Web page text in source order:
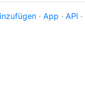
· App · API ·